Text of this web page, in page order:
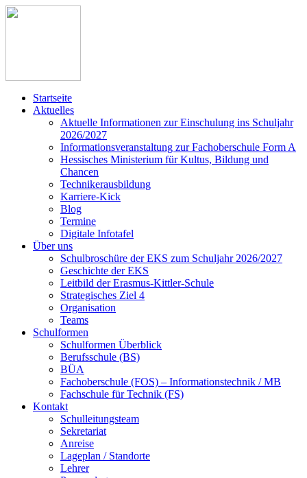
Startseite
Aktuelles
Aktuelle Informationen zur Einschulung ins Schuljahr
2026/2027
Informationsveranstaltung zur Fachoberschule Form A
Hessisches Ministerium für Kultus, Bildung und
Chancen
Technikerausbildung
Karriere-Kick
Blog
Termine
Digitale Infotafel
Über uns
Schulbroschüre der EKS zum Schuljahr 2026/2027
Geschichte der EKS
Leitbild der Erasmus-Kittler-Schule
Strategisches Ziel 4
Organisation
Teams
Schulformen
Schulformen Überblick
Berufsschule (BS)
BÜA
Fachoberschule (FOS) – Informationstechnik / MB
Fachschule für Technik (FS)
Kontakt
Schulleitungsteam
Sekretariat
Anreise
Lageplan / Standorte
Lehrer